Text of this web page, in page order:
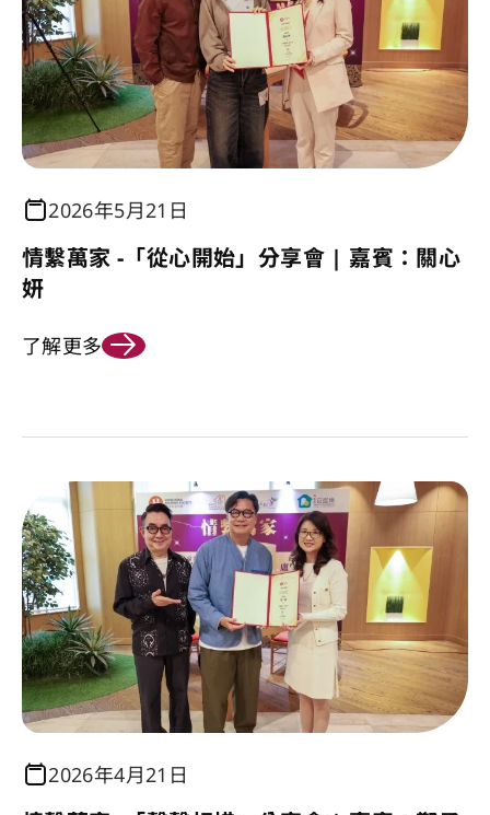
2026年5月21日
情繫萬家 -「從心開始」分享會 | 嘉賓：關心
妍
了解更多
2026年4月21日